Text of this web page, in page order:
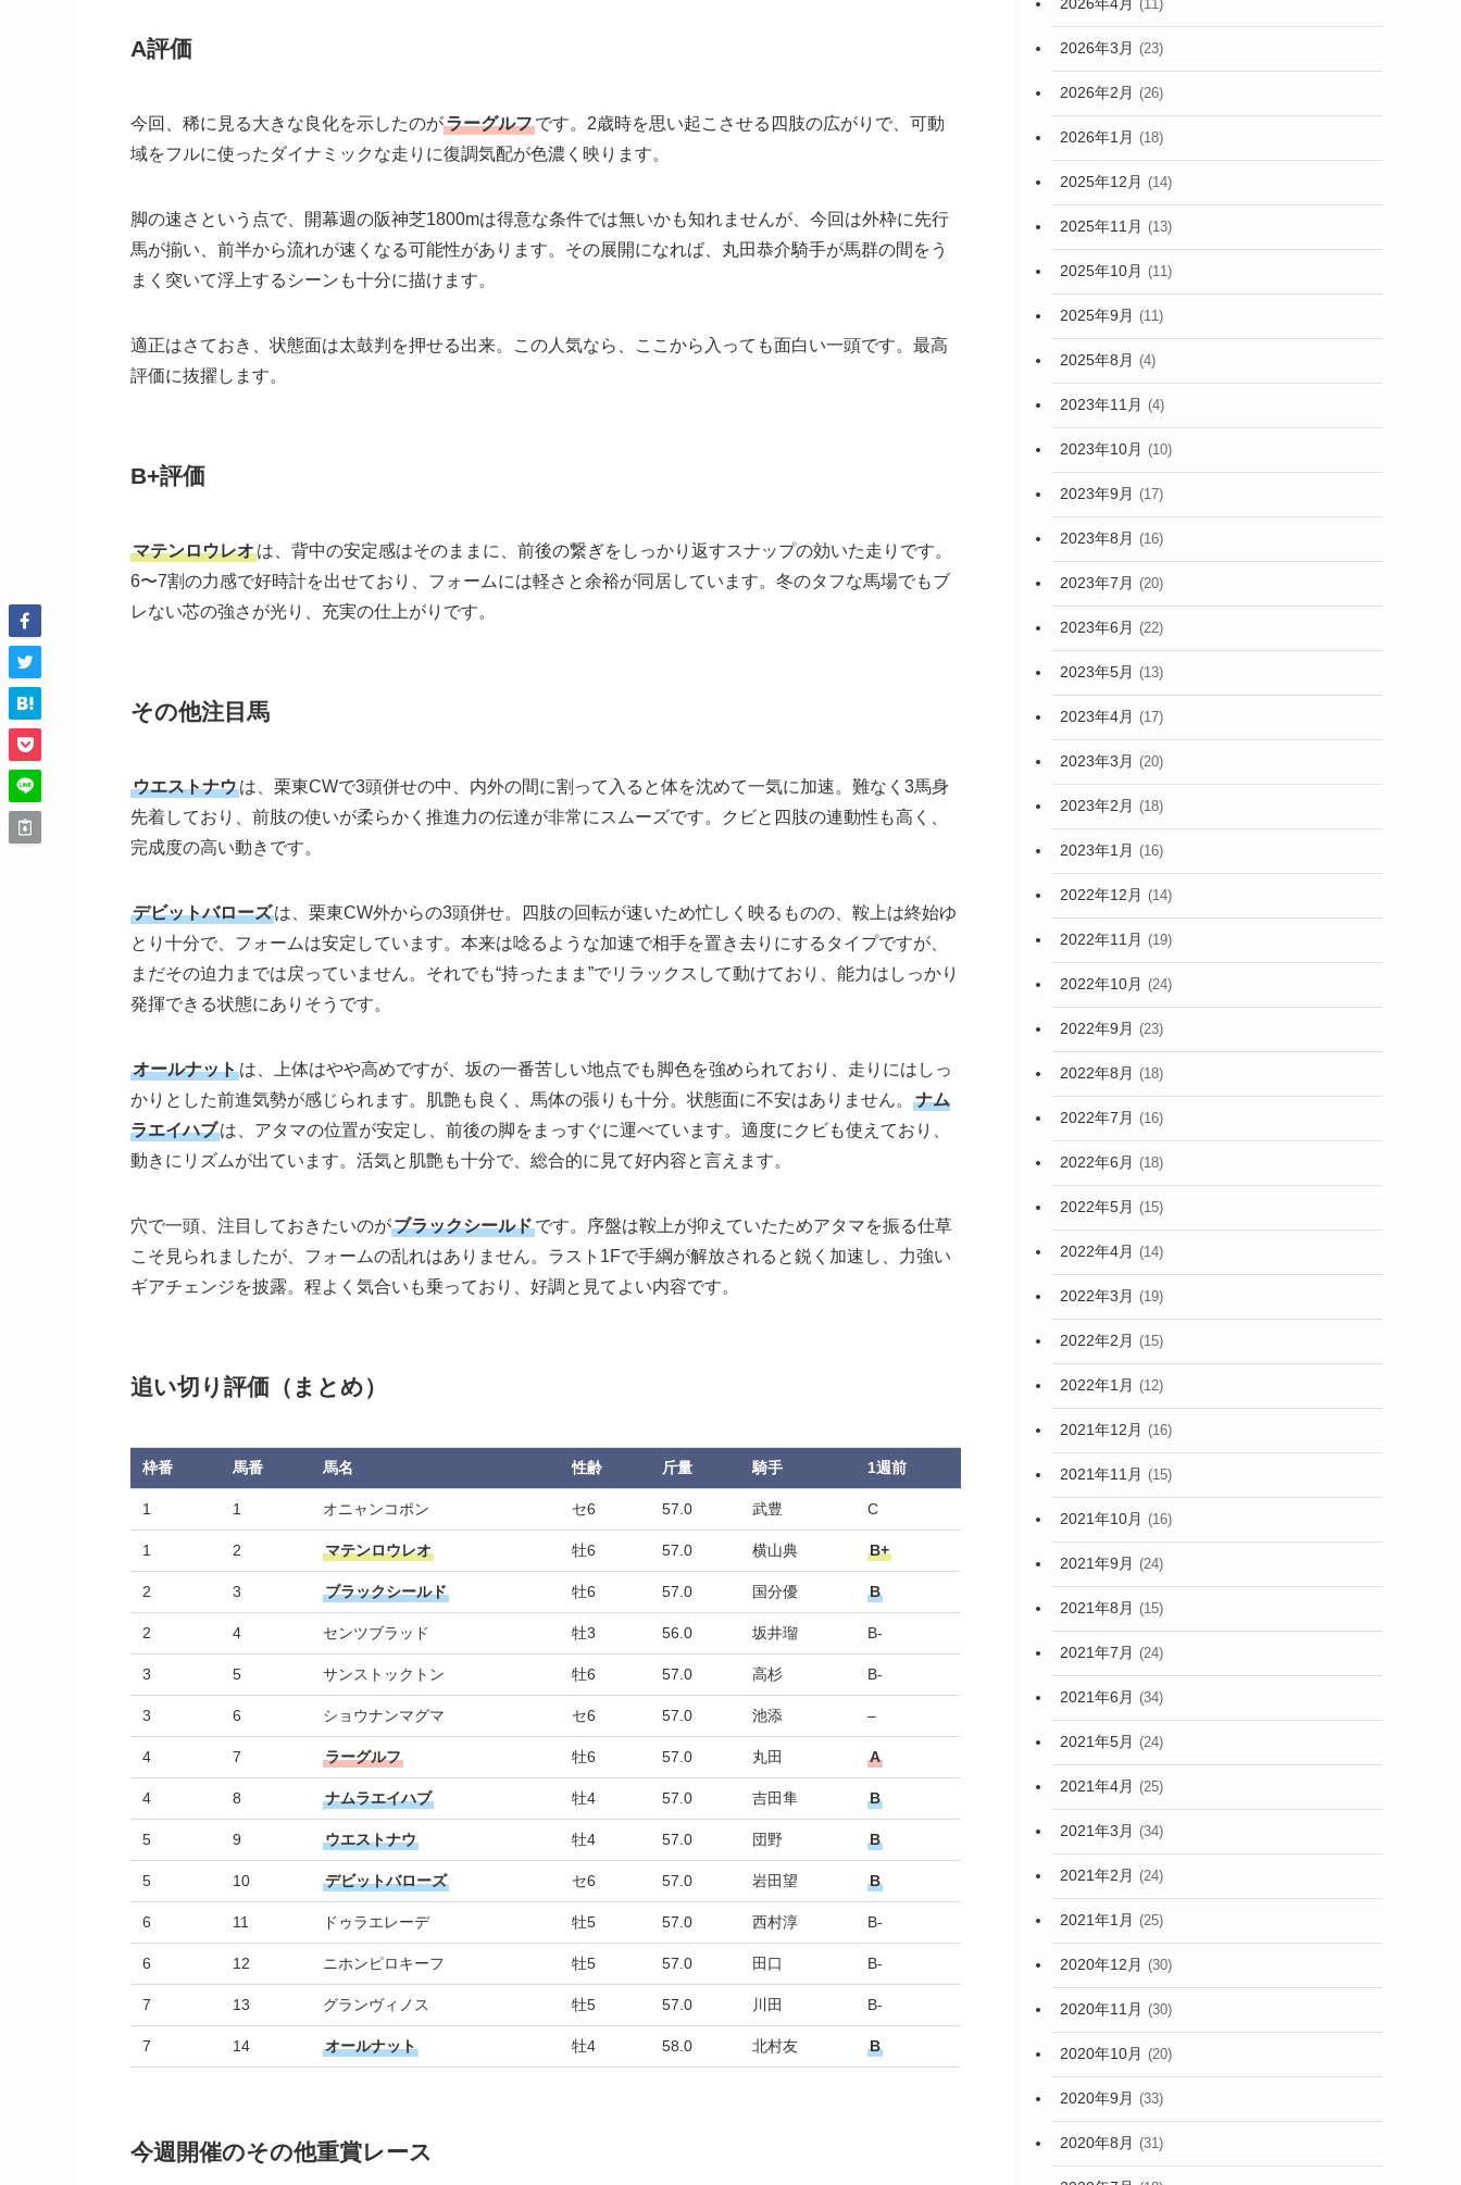
A評価
今回、稀に見る大きな良化を示したのがラーグルフです。2歳時を思い起こさせる四肢の広がりで、可動
域をフルに使ったダイナミックな走りに復調気配が色濃く映ります。
脚の速さという点で、開幕週の阪神芝1800mは得意な条件では無いかも知れませんが、今回は外枠に先行
馬が揃い、前半から流れが速くなる可能性があります。その展開になれば、丸田恭介騎手が馬群の間をう
まく突いて浮上するシーンも十分に描けます。
適正はさておき、状態面は太鼓判を押せる出来。この人気なら、ここから入っても面白い一頭です。最高
評価に抜擢します。
B+評価
マテンロウレオは、背中の安定感はそのままに、前後の繋ぎをしっかり返すスナップの効いた走りです。
6〜7割の力感で好時計を出せており、フォームには軽さと余裕が同居しています。冬のタフな馬場でもブ
レない芯の強さが光り、充実の仕上がりです。
その他注目馬
ウエストナウは、栗東CWで3頭併せの中、内外の間に割って入ると体を沈めて一気に加速。難なく3馬身
先着しており、前肢の使いが柔らかく推進力の伝達が非常にスムーズです。クビと四肢の連動性も高く、
完成度の高い動きです。
デビットバローズは、栗東CW外からの3頭併せ。四肢の回転が速いため忙しく映るものの、鞍上は終始ゆ
とり十分で、フォームは安定しています。本来は唸るような加速で相手を置き去りにするタイプですが、
まだその迫力までは戻っていません。それでも“持ったまま”でリラックスして動けており、能力はしっかり
発揮できる状態にありそうです。
オールナットは、上体はやや高めですが、坂の一番苦しい地点でも脚色を強められており、走りにはしっ
かりとした前進気勢が感じられます。肌艶も良く、馬体の張りも十分。状態面に不安はありません。
ナム
ラエイハブは、アタマの位置が安定し、前後の脚をまっすぐに運べています。適度にクビも使えており、
動きにリズムが出ています。活気と肌艶も十分で、総合的に見て好内容と言えます。
穴で一頭、注目しておきたいのがブラックシールドです。序盤は鞍上が抑えていたためアタマを振る仕草
こそ見られましたが、フォームの乱れはありません。ラスト1Fで手綱が解放されると鋭く加速し、力強い
ギアチェンジを披露。程よく気合いも乗っており、好調と見てよい内容です。
追い切り評価（まとめ）
枠番 馬番 馬名 性齢 斤量 騎手 1週前
1 1 オニャンコポン セ6 57.0 武豊 C
1 2 マテンロウレオ 牡6 57.0 横山典 B+
2 3 ブラックシールド 牡6 57.0 国分優 B
2 4 センツブラッド 牡3 56.0 坂井瑠 B-
3 5 サンストックトン 牡6 57.0 高杉 B-
3 6 ショウナンマグマ セ6 57.0 池添 –
4 7 ラーグルフ 牡6 57.0 丸田 A
4 8 ナムラエイハブ 牡4 57.0 吉田隼 B
5 9 ウエストナウ 牡4 57.0 団野 B
5 10 デビットバローズ セ6 57.0 岩田望 B
6 11 ドゥラエレーデ 牡5 57.0 西村淳 B-
6 12 ニホンピロキーフ 牡5 57.0 田口 B-
7 13 グランヴィノス 牡5 57.0 川田 B-
7 14 オールナット 牡4 58.0 北村友 B
今週開催のその他重賞レース
(11)
2026年3月 (23)
2026年2月 (26)
2026年1月 (18)
2025年12月 (14)
2025年11月 (13)
2025年10月 (11)
2025年9月 (11)
2025年8月 (4)
2023年11月 (4)
2023年10月 (10)
2023年9月 (17)
2023年8月 (16)
2023年7月 (20)
2023年6月 (22)
2023年5月 (13)
2023年4月 (17)
2023年3月 (20)
2023年2月 (18)
2023年1月 (16)
2022年12月 (14)
2022年11月 (19)
2022年10月 (24)
2022年9月 (23)
2022年8月 (18)
2022年7月 (16)
2022年6月 (18)
2022年5月 (15)
2022年4月 (14)
2022年3月 (19)
2022年2月 (15)
2022年1月 (12)
2021年12月 (16)
2021年11月 (15)
2021年10月 (16)
2021年9月 (24)
2021年8月 (15)
2021年7月 (24)
2021年6月 (34)
2021年5月 (24)
2021年4月 (25)
2021年3月 (34)
2021年2月 (24)
2021年1月 (25)
2020年12月 (30)
2020年11月 (30)
2020年10月 (20)
2020年9月 (33)
2020年8月 (31)